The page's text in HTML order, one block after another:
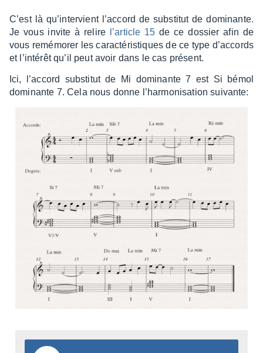
C’est là qu’in­ter­vient l’ac­cord de substi­tut de domi­nante.
Je vous invite à relire
l’ar­ticle 15 de ce dossier afin de
vous remé­mo­rer les carac­té­ris­tiques de ce type d’ac­cords
et l’in­té­rêt qu’il peut avoir dans le cas présent.
Ici, l’ac­cord substi­tut de Mi domi­nante 7 est Si bémol
domi­nante 7. Cela nous donne l’har­mo­ni­sa­tion suivante: